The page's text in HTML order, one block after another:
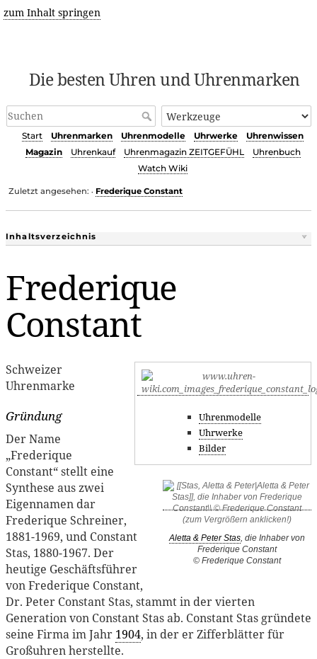
zum Inhalt springen
Die besten Uhren und Uhrenmarken
Start Uhrenmarken Uhrenmodelle Uhrwerke
Uhrenwissen
Magazin
Uhrenkauf Uhrenmagazin ZEITGEFÜHL
Uhrenbuch
Watch Wiki
Zuletzt angesehen: • Frederique Constant
Inhaltsverzeichnis
Frederique
Constant
Uhrenmodelle
Uhrwerke
Bilder
Schweizer
Uhrenmarke
Aletta & Peter Stas , die Inhaber von
Frederique Constant
© Frederique Constant
Gründung
Der Name
„Frederique
Constant“ stellt eine
Synthese aus zwei
Eigennamen dar
Frederique Schreiner,
1881-1969, und Constant
Stas, 1880-1967. Der
heutige Geschäftsführer
von Frederique Constant,
Dr. Peter Constant Stas, stammt in der vierten
Generation von Constant Stas ab. Constant Stas gründete
seine Firma im Jahr 1904, in der er Zifferblätter für
Großuhren herstellte.